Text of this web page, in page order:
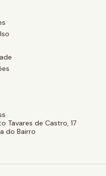
Tavares de Castro, 17
do Bairro